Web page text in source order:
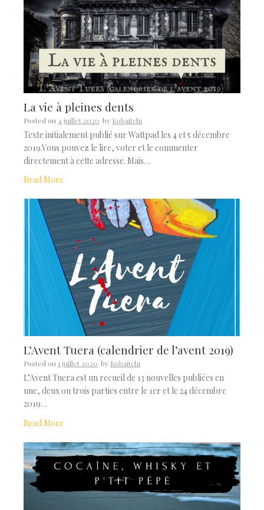
La vie à pleines dents
Posted on 4 juillet 2020 by Kobaitchi
Texte initialement publié sur Wattpad les 4 et 5 décembre
2019.Vous pouvez le lire, voter et le commenter
directement à cette adresse. Mais…
Read More
L’Avent Tuera (calendrier de l’avent 2019)
Posted on 1 juillet 2020 by Kobaitchi
L’Avent Tuera est un recueil de 13 nouvelles publiées en
une, deux ou trois parties entre le 1er et le 24 décembre
2019…
Read More